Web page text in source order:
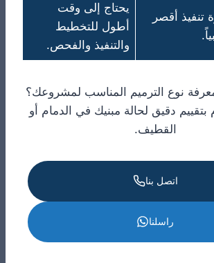
تنفيذ أقصر
يحتاج إلى وقت
أطول للتخطيط
والتنفيذ والفحص.
نوع الترميم المناسب لمشروعك؟
بتقييم دقيق لحالة مبنيك في الدمام أو
القطيف.
اتصل بنا
راسلنا